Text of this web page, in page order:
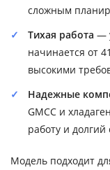
сложным
Тихая работа —
начинается от
высокими
Надежные
GMCC и
работу и
Модель подходит